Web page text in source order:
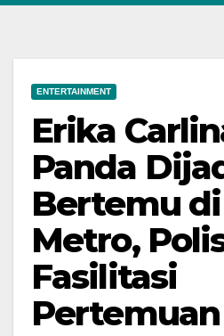
ENTERTAINMENT
Erika
Panda
Bertemu
Metro,
Fasilitasi
Pertemuan